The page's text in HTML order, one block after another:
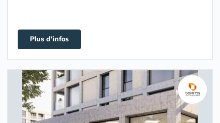
Plus d'infos